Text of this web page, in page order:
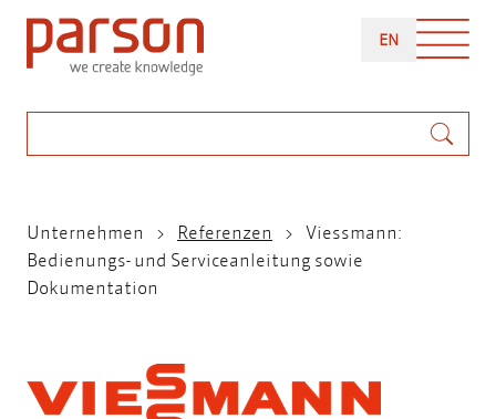
Direkt
zum
Inhalt
ENENGLISH
Pfadnavigation
Unternehmen Referenzen
Viessmann:
Bedienungs- und Serviceanleitung sowie
Dokumentation